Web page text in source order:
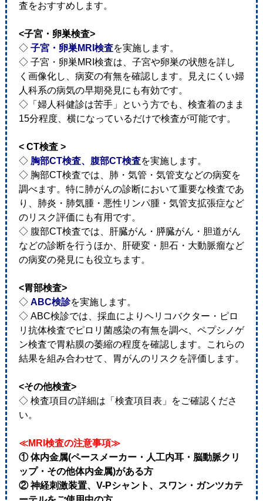
査をおすすめします。
<子宮・卵巣検査>
◇ 子宮・卵巣MRI検査を実施します。
◇ 子宮・卵巣MRI検査は、子宮や卵巣の状態を詳し
く画像化し、病変の有無を確認します。見えにくい婦
人科系の病気の早期発見にも有効です。
◇「婦人科健診は苦手」という方でも、検査着のまま
15分程度、横になっているだけで検査が可能です。
< CT検査 >
◇胸部CT検査、腹部CT検査を実施します。
◇ 胸部CT検査では、肺・気管・気管支などの病変を
調べます。特に肺がんの診断において重要な検査であ
り、肺炎・肺気腫・悪性リンパ腫・気管支拡張症など
のリスク評価にも有用です。
◇ 腹部CT検査では、肝臓がん・膵臓がん・胆道がん
などの診断を行うほか、肝硬変・胆石・大動脈瘤など
の病変の発見にも役立ちます。
<胃部検査>
◇ABC検診を実施します。
◇ ABC検診では、採血によりヘリコバクター・ピロ
リ抗体検査でピロリ菌感染の有無を調べ、ペプシノゲ
ン検査で胃粘膜の萎縮の程度を確認します。これらの
結果を組み合わせて、胃がんのリスクを評価します。
<その他検査>
◇ 検査項目の詳細は「検査項目表」をご確認くださ
い。
≪MRI検査の注意事項≫
① 体内金属(ペースメーカー・人工内耳・脳動脈クリ
ップ・その他体内金属)がある方
② 神経刺激装置、V-Pシャント、スワン・ガンツカテ